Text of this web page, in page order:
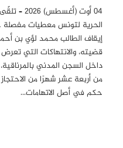
04 أوت (أغسطس)
الحرية لتونس معطيات
إيقاف الطالب محمد لؤي بن
قضيته، والانتهاكات التي
داخل السجن المدني
من أربعة عشر شهرًا من
حكم في أصل الاتهامات…